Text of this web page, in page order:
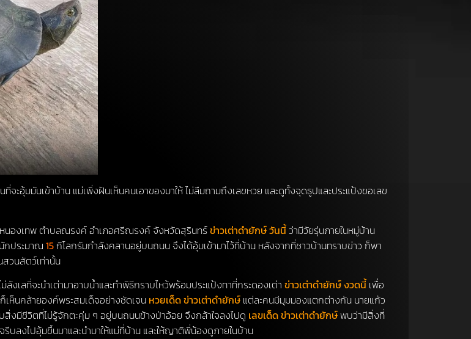
ะอุ้มมันเข้าบ้าน แม่เพิ่งฝันเห็นคนเอาของมาให้ ไม่ลืมถามถึงเลขหวย และดูทั้งจุดธูปและประแป้งขอเลข
นองเทพ ตำบลณรงค์ อำเภอศรีณรงค์ จังหวัดสุรินทร์ข่าวเต่าดำยักษ์ วันนี้ว่ามีวัยรุ่นภายในหมู่บ้าน
กประมาณ 15กิโลกรัมกำลังคลานอยู่บนถนน จึงได้อุ้มเข้ามาไว้ที่บ้าน หลังจากที่ชาวบ้านทราบข่าว ก็พา
สวนสัตว์เท่านั้น
ลังเลที่จะนำเต่ามาอาบน้ำและทำพิธีกราบไหว้พร้อมประแป้งทาที่กระดองเต่า ข่าวเต่าดำยักษ์ งวดนี้เพื่อ
ห็นคล้ายองค์พระสมเด็จอย่างชัดเจน หวยเด็ด ข่าวเต่าดำยักษ์ แต่ละคนมีมุมมองแตกต่างกัน นายแก้ว
สิ่งมีชีวิตที่ไม่รู้จักตะคุ่ม ๆ อยู่บนถนนข้างป่าอ้อย จึงกล้าใจลงไปดู เลขเด็ด ข่าวเต่าดำยักษ์พบว่ามีสิ่งที่
รีบลงไปอุ้มขึ้นมาและนำมาให้แม่ที่บ้าน และให้ญาติพี่น้องดูภายในบ้าน